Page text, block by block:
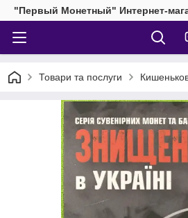
"Первый Монетный" Интернет-
Товари та послуги